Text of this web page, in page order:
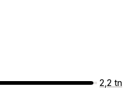
2,2 tn